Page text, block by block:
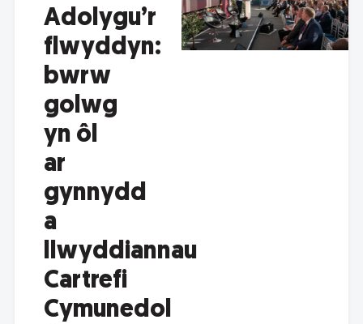
Adolygu’r
flwyddyn:
bwrw
golwg
yn ôl
ar
gynnydd
a
llwyddiannau
Cartrefi
Cymunedol